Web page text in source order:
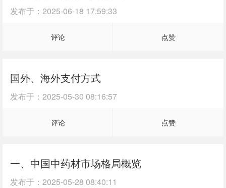
发布于： 2025-06-18 17:59:33
评论 点赞
国外、海外支付方式
发布于： 2025-05-30 08:16:57
评论 点赞
一、中国中药材市场格局概览
发布于： 2025-05-28 08:40:11